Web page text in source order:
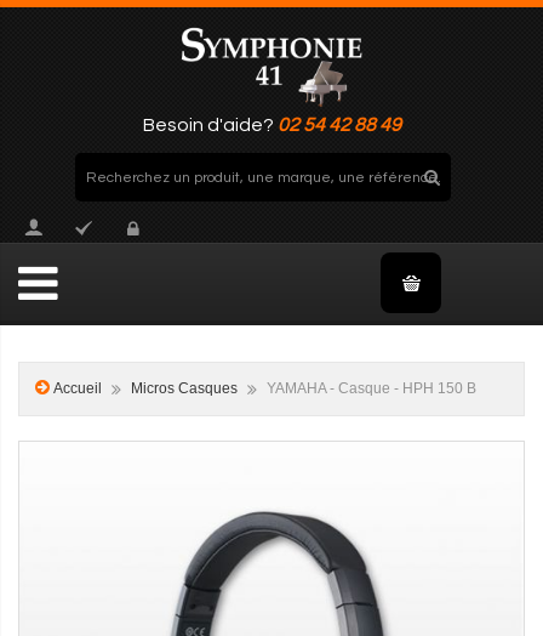
Besoin d'aide? 02 54 42 88 49
Accueil Micros Casques YAMAHA - Casque - HPH 150 B